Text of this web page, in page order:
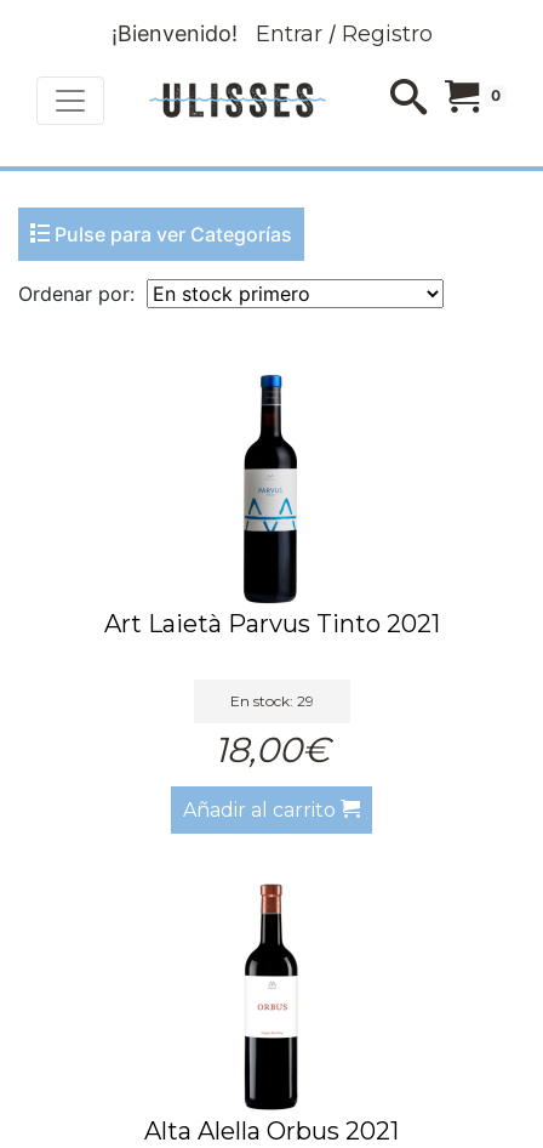
¡Bienvenido! Entrar/ Registro
0
Pulse para ver Categorías
Ordenar por:
Art Laietà Parvus Tinto 2021
En stock: 29
18,00€
Añadir al carrito
Alta Alella Orbus 2021